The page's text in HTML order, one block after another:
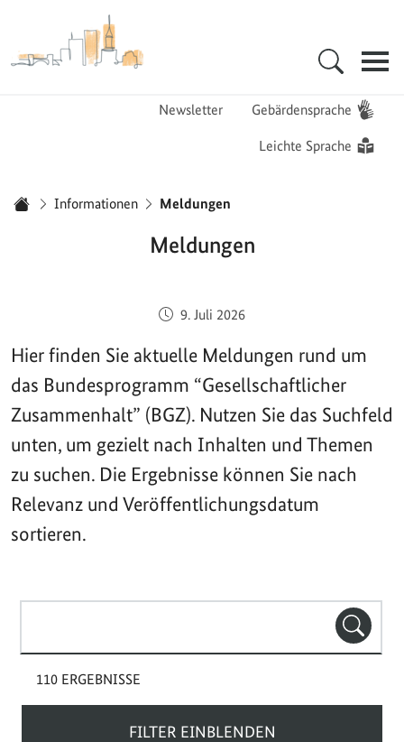
Zur Startseite - BGZ - Bundesamt für Migration und Flüchtlinge
Newsletter
Gebärdensprache
Leichte Sprache
Informationen Meldungen
Meldungen
Veröffentlicht am:
9. Juli 2026
Hier finden Sie aktuelle Meldungen rund um
das Bundesprogramm “Gesellschaftlicher
Zusammenhalt” (BGZ). Nutzen Sie das Suchfeld
unten, um gezielt nach Inhalten und Themen
zu suchen. Die Ergebnisse können Sie nach
Relevanz und Veröffentlichungsdatum
sortieren.
110 ERGEBNISSE
FILTER EINBLENDEN